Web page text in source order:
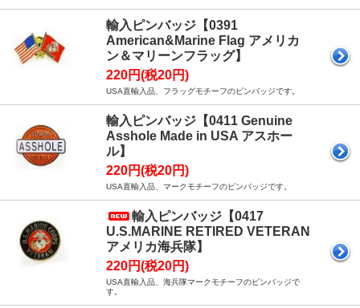
輸入ピンバッジ【0391
American&Marine Flag アメリカ
ン＆マリーンフラッグ】
220円(税20円)
USA直輸入品、フラッグモチーフのピンバッジです。
輸入ピンバッジ【0411 Genuine
Asshole Made in USA アスホー
ル】
220円(税20円)
USA直輸入品、マークモチーフのピンバッジです。
輸入ピンバッジ【0417
U.S.MARINE RETIRED VETERAN
アメリカ海兵隊】
220円(税20円)
USA直輸入品、海兵隊マークモチーフのピンバッジで
す。